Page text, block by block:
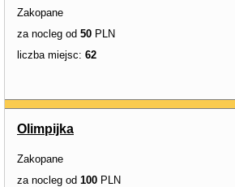
Zakopane
za nocleg od 50 PLN
liczba miejsc: 62
Olimpijka
Zakopane
za nocleg od 100 PLN